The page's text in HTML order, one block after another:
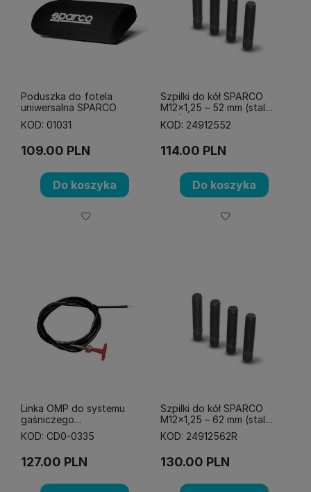
Poduszka do fotela
uniwersalna SPARCO
KOD: 01031
109.00 PLN
Do koszyka
Szpilki do kół SPARCO
M12x1,25 – 52 mm (stal
10,8)
KOD: 24912552
114.00 PLN
Do koszyka
Linka OMP do systemu
gaśniczego
mechanicznego - 320 cm
KOD: CD0-0335
127.00 PLN
Szpilki do kół SPARCO
M12x1,25 – 62 mm (stal
12,9)
KOD: 24912562R
130.00 PLN